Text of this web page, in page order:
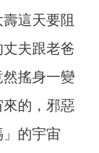
這天要阻
夫跟老爸
搖身一變
的，邪惡
的宇宙